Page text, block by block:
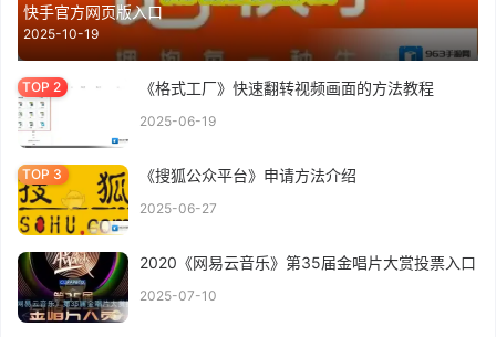
快手官方网页版入口
2025-10-19
《格式工厂》快速翻转视频画面的方法教程
2025-06-19
《搜狐公众平台》申请方法介绍
2025-06-27
2020《网易云音乐》第35届金唱片大赏投票入口
2025-07-10